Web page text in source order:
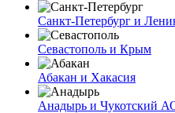
Санкт-Петербург и
Севастополь и Крым
Абакан и Хакасия
Анадырь и Чукотский